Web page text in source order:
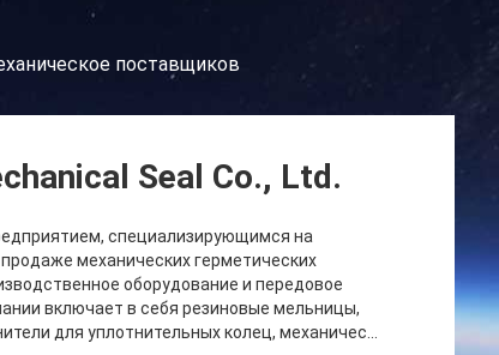
поставщиков
Seal Co., Ltd.
специализирующимся на
механических герметических
оборудование и передовое
включает в себя резиновые мельницы,
для уплотнительных колец, механичес...